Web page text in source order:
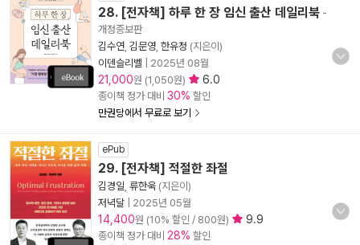
28. [전자책] 하루 한 장 임신 출산 데일리북 -
개정증보판
김수연 김문영 한유정 (지은이)
이덴슬리벨
2025년 08월
21,000원 (1,050원) 6.0
종이책 정가 대비 30% 할인
만권당에서 무료로 보기
ePub
29. [전자책] 적절한 좌절
김경일 류한욱 (지은이)
저녁달
2025년 05월
14,400원 (10% 할인 / 800원) 9.9
종이책 정가 대비 28% 할인